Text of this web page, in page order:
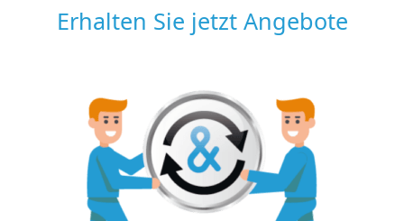
Erhalten Sie jetzt Angebote